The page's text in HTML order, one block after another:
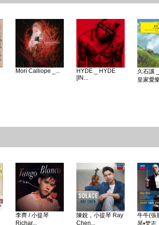
Mori Calliope _...
HYDE _ HYDE
[IN...
久石讓
皇家愛
李齊 / 小提琴
Richar...
陳銳，小提琴 Ray
Chen...
牛牛(張
琴•梵志...